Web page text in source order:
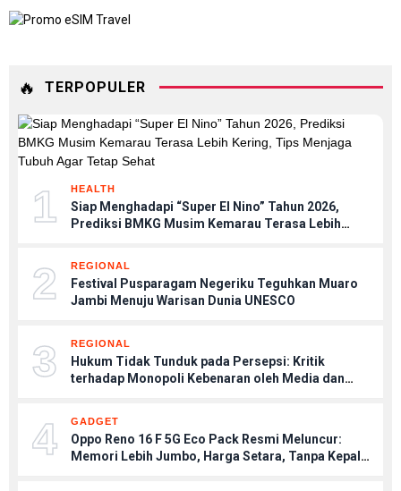
🔥 TERPOPULER
1 HEALTH
Siap Menghadapi “Super El Nino” Tahun 2026,
Prediksi BMKG Musim Kemarau Terasa Lebih
2 REGIONAL
Festival Pusparagam Negeriku Teguhkan Muaro
Jambi Menuju Warisan Dunia UNESCO
3 REGIONAL
Hukum Tidak Tunduk pada Persepsi: Kritik
terhadap Monopoli Kebenaran oleh Media dan
4 GADGET
Oppo Reno 16 F 5G Eco Pack Resmi Meluncur:
Memori Lebih Jumbo, Harga Setara, Tanpa Kepala